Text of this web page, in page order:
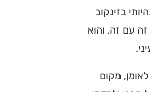
בזינקוב
עם זה. והוא
מקום